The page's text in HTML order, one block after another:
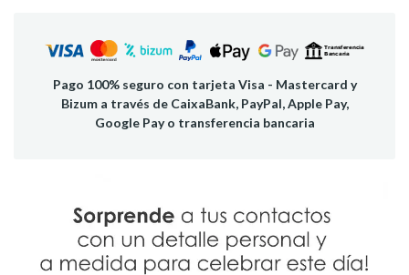
Pago 100% seguro con tarjeta Visa - Mastercard y
Bizum a través de CaixaBank, PayPal, Apple Pay,
Google Pay o transferencia bancaria